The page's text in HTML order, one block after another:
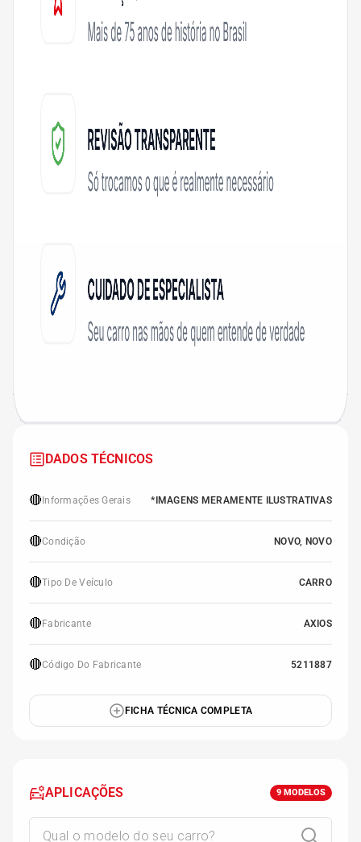
DADOS TÉCNICOS
🔴 Informações Gerais *IMAGENS MERAMENTE ILUSTRATIVAS
🔴Condição NOVO, NOVO
🔴Tipo De Veículo CARRO
🔴 Fabricante AXIOS
🔴Código Do Fabricante 5211887
FICHA TÉCNICA COMPLETA
APLICAÇÕES 9 MODELOS